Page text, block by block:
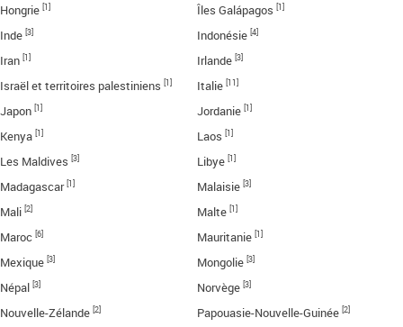
Hongrie [1] Îles Galápagos [1]
Inde [3] Indonésie [4]
Iran [1] Irlande [3]
Israël et territoires palestiniens [1] Italie [11]
Japon [1] Jordanie [1]
Kenya [1] Laos [1]
Les Maldives [3] Libye [1]
Madagascar [1] Malaisie [3]
Mali [2] Malte [1]
Maroc [6] Mauritanie [1]
Mexique [3] Mongolie [3]
Népal [3] Norvège [3]
Nouvelle-Zélande [2] Papouasie-Nouvelle-Guinée [2]